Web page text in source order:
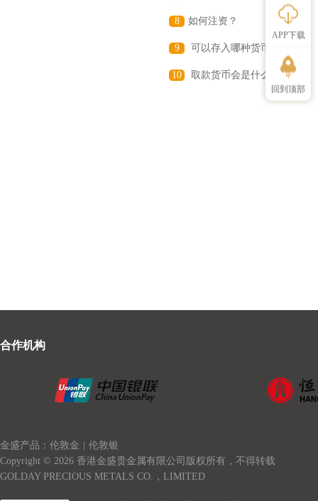
APP下载
回到顶部
8 如何注资？
9 可以存入哪种货币的存款？
10 取款货币会是什么？
合作机构
金盛产品：伦敦金
伦敦银
Copyright © 2026 香港金盛贵金属有限公司版权所有，不得转载
GOLDAY PRECIOUS METALS CO.，LIMITED